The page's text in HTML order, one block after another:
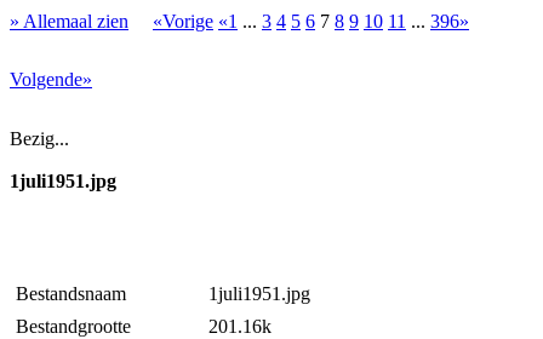
» Allemaal zien «Vorige «1 ... 3 4 5 6 7 8 9 10 11 ... 396»
Volgende»
Bezig...
1juli1951.jpg
Bestandsnaam
1juli1951.jpg
Bestandgrootte
201.16k